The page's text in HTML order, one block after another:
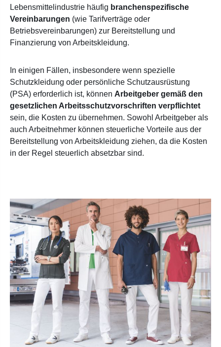
Lebensmittelindustrie häufig branchenspezifische
Vereinbarungen (wie Tarifverträge oder
Betriebsvereinbarungen) zur Bereitstellung und
Finanzierung von Arbeitskleidung.
In einigen Fällen, insbesondere wenn spezielle
Schutzkleidung oder persönliche Schutzausrüstung
(PSA) erforderlich ist, können Arbeitgeber gemäß den
gesetzlichen Arbeitsschutzvorschriften verpflichtet
sein, die Kosten zu übernehmen. Sowohl Arbeitgeber als
auch Arbeitnehmer können steuerliche Vorteile aus der
Bereitstellung von Arbeitskleidung ziehen, da die Kosten
in der Regel steuerlich absetzbar sind.